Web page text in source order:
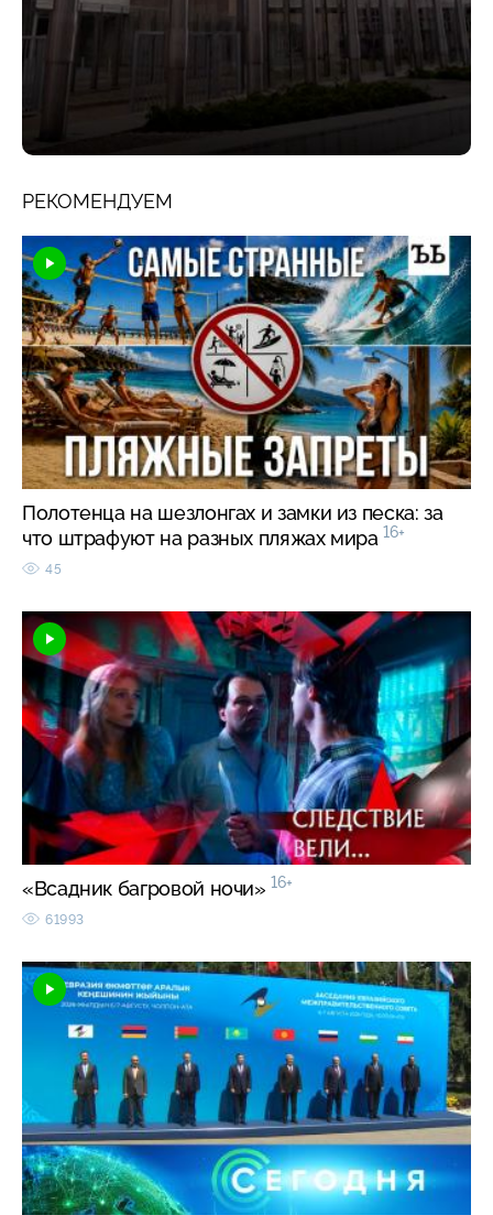
РЕКОМЕНДУЕМ
Полотенца на шезлонгах и замки из песка: за
что штрафуют на разных пляжах мира 16+
45
«Всадник багровой ночи» 16+
61993